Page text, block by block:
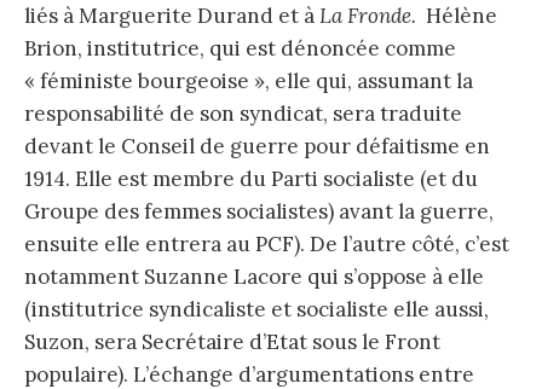
liés à Marguerite Durand et àLa Fronde. Hélène
Brion, institutrice, qui est dénoncée comme
« féministe bourgeoise », elle qui, assumant la
responsabilité de son syndicat, sera traduite
devant le Conseil de guerre pour défaitisme en
1914. Elle est membre du Parti socialiste (et du
Groupe des femmes socialistes) avant la guerre,
ensuite elle entrera au PCF). De l’autre côté, c’est
notamment Suzanne Lacore qui s’oppose à elle
(institutrice syndicaliste et socialiste elle aussi,
Suzon, sera Secrétaire d’Etat sous le Front
populaire). L’échange d’argumentations entre